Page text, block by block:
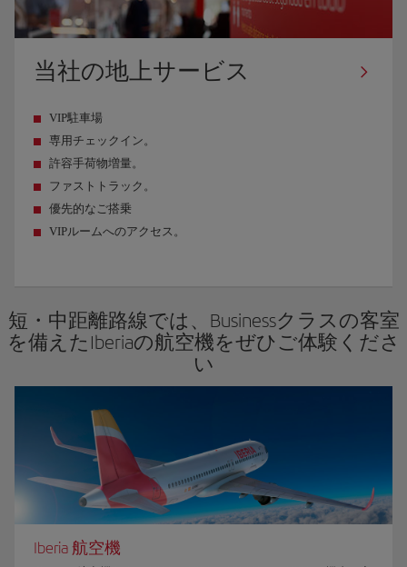
当社の地上サービス
VIP駐車場
専用チェックイン。
許容手荷物増量。
ファストトラック。
優先的なご搭乗
VIPルームへのアクセス。
短・中距離路線では、Businessクラスの客室
を備えたIberiaの航空機をぜひご体験くださ
い
Iberia 航空機